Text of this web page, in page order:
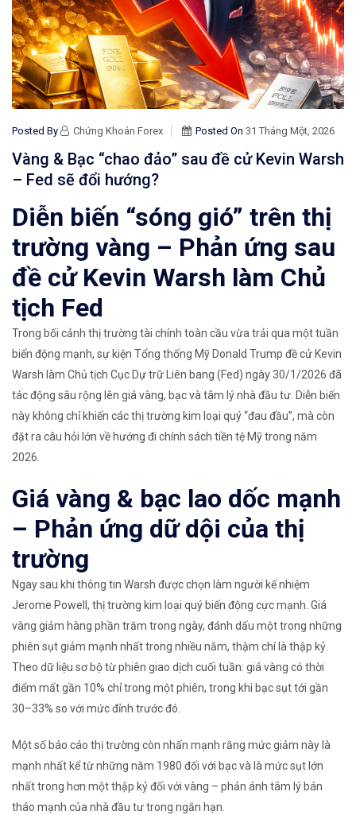
Posted By Chứng Khoán Forex Posted On 31 Tháng Một, 2026
Vàng & Bạc “chao đảo” sau đề cử Kevin Warsh
– Fed sẽ đổi hướng?
Diễn biến “sóng gió” trên thị
trường vàng – Phản ứng sau
đề cử Kevin Warsh làm Chủ
tịch Fed
Trong bối cảnh thị trường tài chính toàn cầu vừa trải qua một tuần
biến động mạnh, sự kiện Tổng thống Mỹ Donald Trump đề cử Kevin
Warsh làm Chủ tịch Cục Dự trữ Liên bang (Fed) ngày 30/1/2026 đã
tác động sâu rộng lên giá vàng, bạc và tâm lý nhà đầu tư. Diễn biến
này không chỉ khiến các thị trường kim loại quý “đau đầu”, mà còn
đặt ra câu hỏi lớn về hướng đi chính sách tiền tệ Mỹ trong năm
2026.
Giá vàng & bạc lao dốc mạnh
– Phản ứng dữ dội của thị
trường
Ngay sau khi thông tin Warsh được chọn làm người kế nhiệm
Jerome Powell, thị trường kim loại quý biến động cực mạnh. Giá
vàng giảm hàng phần trăm trong ngày, đánh dấu một trong những
phiên sụt giảm mạnh nhất trong nhiều năm, thậm chí là thập kỷ.
Theo dữ liệu sơ bộ từ phiên giao dịch cuối tuần: giá vàng có thời
điểm mất gần 10% chỉ trong một phiên, trong khi bạc sụt tới gần
30–33% so với mức đỉnh trước đó.
Một số báo cáo thị trường còn nhấn mạnh rằng mức giảm này là
mạnh nhất kể từ những năm 1980 đối với bạc và là mức sụt lớn
nhất trong hơn một thập kỷ đối với vàng – phản ánh tâm lý bán
tháo mạnh của nhà đầu tư trong ngắn hạn.